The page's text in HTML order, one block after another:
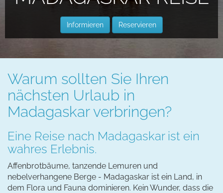
Warum sollten Sie Ihren
nächsten Urlaub in
Madagaskar verbringen?
Eine Reise nach Madagaskar ist ein
wahres Erlebnis.
Affenbrotbäume, tanzende Lemuren und
nebelverhangene Berge - Madagaskar ist ein Land, in
dem Flora und Fauna dominieren. Kein Wunder, dass die